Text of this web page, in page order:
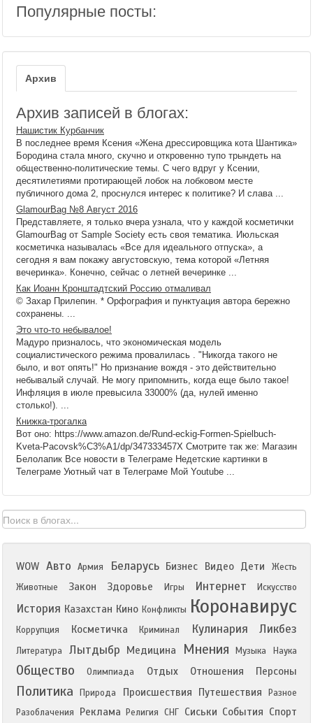
Популярные посты:
Архив
Архив записей в блогах:
Нашистик Курбанчик
В последнее время Ксения «Жена дрессировщика кота Шантика»
Бородина стала много, скучно и откровенно тупо трындеть на
общественно-политические темы. С чего вдруг у Ксении,
десятилетиями протирающей лобок на лобковом месте
публичного дома 2, проснулся интерес к политике? И слава ...
GlamourBag №8 Август 2016
Представляете, я только вчера узнала, что у каждой косметички
GlamourBag от Sample Society есть своя тематика. Июльская
косметичка называлась «Все для идеального отпуска», а
сегодня я вам покажу августовскую, тема которой «Летняя
вечеринка». Конечно, сейчас о летней вечеринке ...
Как Иоанн Кронштадтский Россию отмаливал
© Захар Прилепин. * Орфография и пунктуация автора бережно
сохранены. ...
Это что-то небывалое!
Мадуро призналось, что экономическая модель
социалистического режима провалилась . "Никогда такого не
было, и вот опять!" Но признание вождя - это действительно
небывалый случай. Не могу припомнить, когда еще было такое!
Инфляция в июле превысила 33000% (да, нулей именно
столько!). ...
Книжка-трогалка
Вот оно: https://www.amazon.de/Rund-eckig-Formen-Spielbuch-
Kveta-Pacovsk%C3%A1/dp/347333457X Смотрите так же: Магазин
Белолапик Все новости в Телеграме Недетские картинки в
Телеграме Уютный чат в Телеграме Мой Youtube ...
WOW Авто Армия Беларусь Бизнес Видео Дети
Жесть
Животные
Закон Здоровье Игры Интернет Искусство
История Казахстан Кино Конфликты Коронавирус
Коррупция Косметичка Криминал Кулинария Ликбез
Литература Лытдыбр Медицина Мнения Музыка Наука
Общество Олимпиада Отдых Отношения Персоны
Политика Природа Происшествия Путешествия
Разное
Разоблачения
Реклама Религия СНГ Сиськи События Спорт